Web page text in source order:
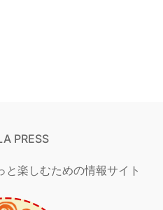
PRESS
楽しむための情報サイト